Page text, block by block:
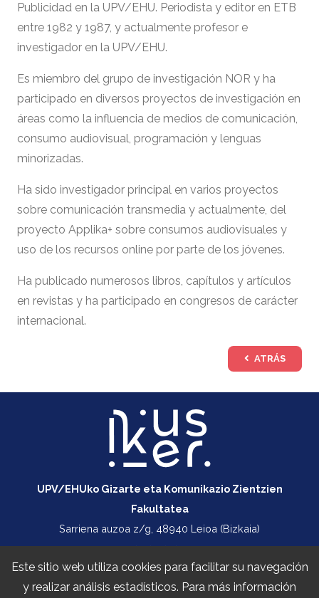
Publicidad en la UPV/EHU. Periodista y editor en ETB
entre 1982 y 1987, y actualmente profesor e
investigador en la UPV/EHU.
Es miembro del grupo de investigación NOR y ha
participado en diversos proyectos de investigación en
áreas como la influencia de medios de comunicación,
consumo audiovisual, programación y lenguas
minorizadas.
Ha sido investigador principal en varios proyectos
sobre comunicación transmedia y actualmente, del
proyecto Applika+ sobre consumos audiovisuales y
uso de los recursos online por parte de los jóvenes.
Ha publicado numerosos libros, capítulos y artículos
en revistas y ha participado en congresos de carácter
internacional.
ATRÁS
UPV/EHUko Gizarte eta Komunikazio Zientzien
Fakultatea
Sarriena auzoa z/g, 48940 Leioa (Bizkaia)
+34 747 414 355
ikusiker@ehu.eus
Este sitio web utiliza cookies para facilitar su navegación
y realizar análisis estadísticos. Para más información